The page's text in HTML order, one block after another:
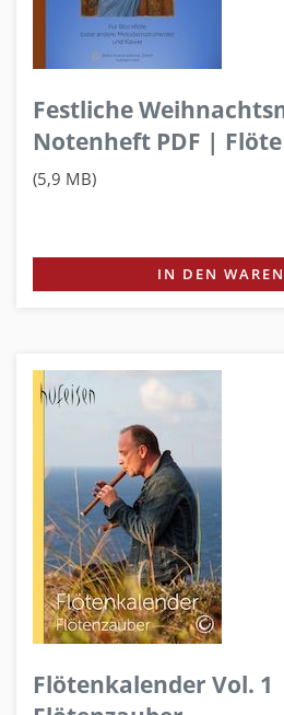
Festliche
Notenheft PDF |
(5,9 MB)
IN DEN
Flötenkalender Vol. 1